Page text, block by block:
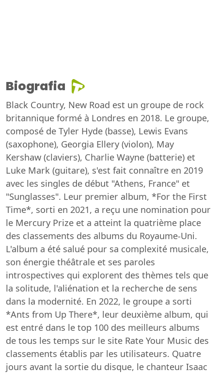
Biografia
Black Country, New Road est un groupe de rock
britannique formé à Londres en 2018. Le groupe,
composé de Tyler Hyde (basse), Lewis Evans
(saxophone), Georgia Ellery (violon), May
Kershaw (claviers), Charlie Wayne (batterie) et
Luke Mark (guitare), s'est fait connaître en 2019
avec les singles de début "Athens, France" et
"Sunglasses". Leur premier album, *For the First
Time*, sorti en 2021, a reçu une nomination pour
le Mercury Prize et a atteint la quatrième place
des classements des albums du Royaume-Uni.
L'album a été salué pour sa complexité musicale,
son énergie théâtrale et ses paroles
introspectives qui explorent des thèmes tels que
la solitude, l'aliénation et la recherche de sens
dans la modernité. En 2022, le groupe a sorti
*Ants from Up There*, leur deuxième album, qui
est entré dans le top 100 des meilleurs albums
de tous les temps sur le site Rate Your Music des
classements établis par les utilisateurs. Quatre
jours avant la sortie du disque, le chanteur Isaac